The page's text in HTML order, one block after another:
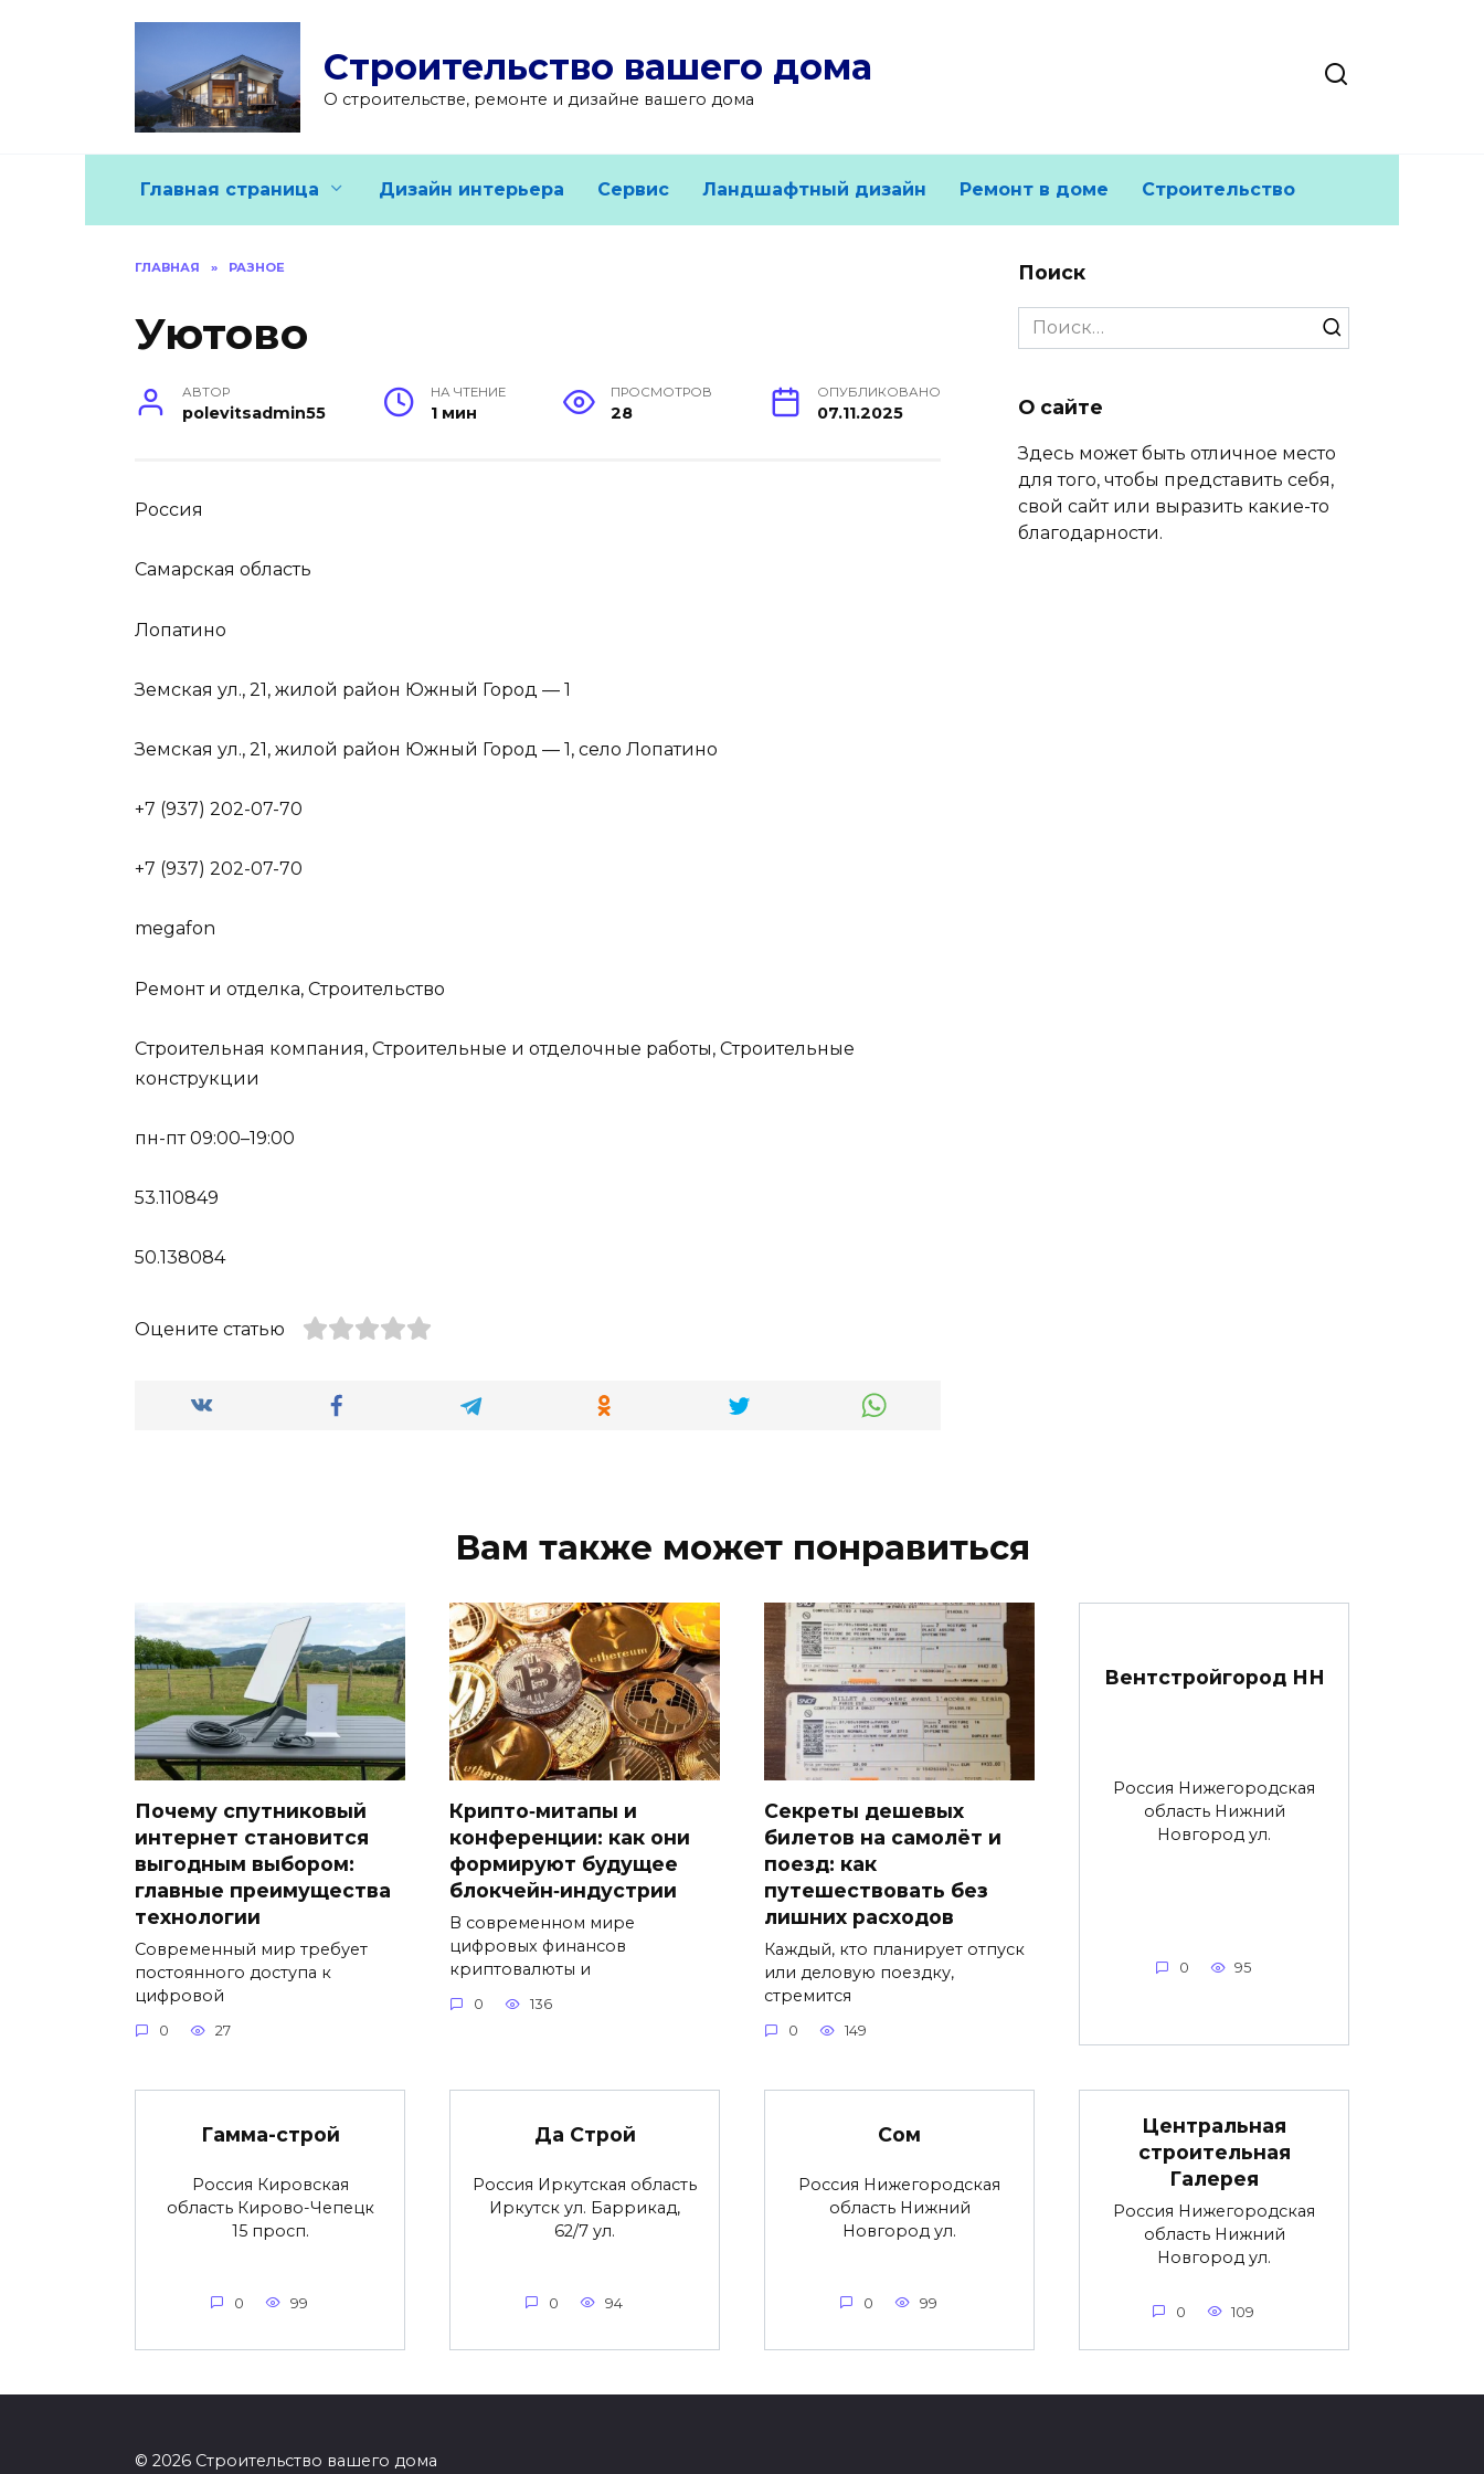
Строительство вашего дома
О строительстве, ремонте и дизайне вашего дома
Главная страница Дизайн интерьера Сервис Ландшафтный дизайн Ремонт в доме Строительство
ГЛАВНАЯ » РАЗНОЕ
Уютово
АВТОР
polevitsadmin55
НА ЧТЕНИЕ
1 мин
ПРОСМОТРОВ
28
ОПУБЛИКОВАНО
07.11.2025
Россия
Самарская область
Лопатино
Земская ул., 21, жилой район Южный Город — 1
Земская ул., 21, жилой район Южный Город — 1, село Лопатино
+7 (937) 202-07-70
+7 (937) 202-07-70
megafon
Ремонт и отделка, Строительство
Строительная компания, Строительные и отделочные работы, Строительные
конструкции
пн-пт 09:00–19:00
53.110849
50.138084
Оцените статью
Поиск
Search
for:
О сайте
Здесь может быть отличное место
для того, чтобы представить себя,
свой сайт или выразить какие-то
благодарности.
Вам также может понравиться
Почему спутниковый
интернет становится
выгодным выбором:
главные преимущества
технологии
Современный мир требует
постоянного доступа к
цифровой
0 27
Крипто‑митапы и
конференции: как они
формируют будущее
блокчейн‑индустрии
В современном мире
цифровых финансов
криптовалюты и
0 136
Секреты дешевых
билетов на самолёт и
поезд: как
путешествовать без
лишних расходов
Каждый, кто планирует отпуск
или деловую поездку,
стремится
0 149
Вентстройгород НН
Россия Нижегородская
область Нижний
Новгород ул.
0 95
Гамма-строй
Россия Кировская
область Кирово-Чепецк
15 просп.
0 99
Да Строй
Россия Иркутская область
Иркутск ул. Баррикад,
62/7 ул.
0 94
Сом
Россия Нижегородская
область Нижний
Новгород ул.
0 99
Центральная
строительная
Галерея
Россия Нижегородская
область Нижний
Новгород ул.
0 109
© 2026 Строительство вашего дома